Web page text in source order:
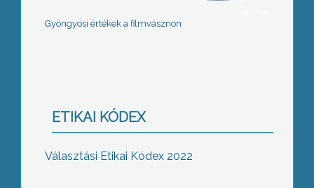
Gyöngyösi értékek a filmvásznon
ETIKAI KÓDEX
Választási Etikai Kódex 2022